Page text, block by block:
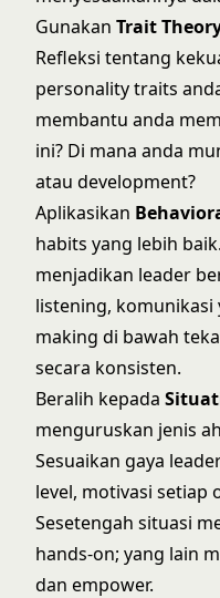
Gunakan Trait
Refleksi tentang
personality traits
membantu anda
ini? Di mana anda
atau development?
Aplikasikan
habits yang lebih
menjadikan leader
listening, komunikasi
making di bawah
secara konsisten.
Beralih kepada
menguruskan jenis
Sesuaikan gaya
level, motivasi setiap
Sesetengah situasi
hands-on; yang lain
dan empower.